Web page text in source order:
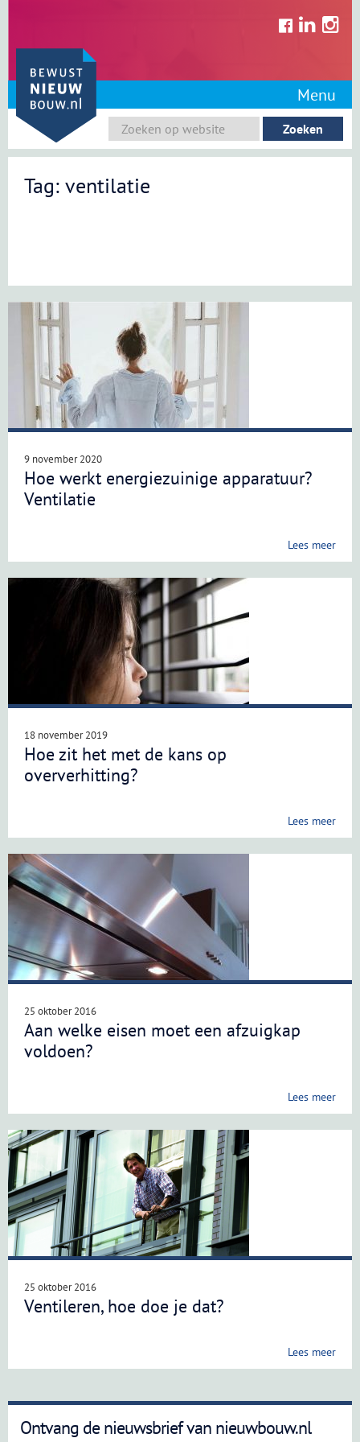
content
Menu
Tag: ventilatie
9 november 2020
Hoe werkt energiezuinige apparatuur?
Ventilatie
Lees meer
18 november 2019
Hoe zit het met de kans op
oververhitting?
Lees meer
25 oktober 2016
Aan welke eisen moet een afzuigkap
voldoen?
Lees meer
25 oktober 2016
Ventileren, hoe doe je dat?
Lees meer
Ontvang de nieuwsbrief van nieuwbouw.nl